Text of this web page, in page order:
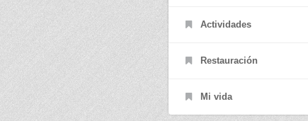
Actividades
Restauración
Mi vida